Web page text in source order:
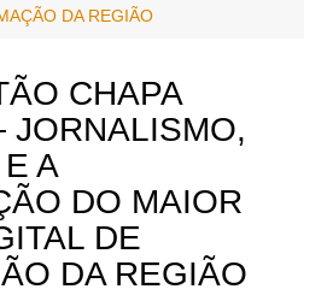
DA REGIÃO
CHAPA
A
DO MAIOR
DE
DA REGIÃO